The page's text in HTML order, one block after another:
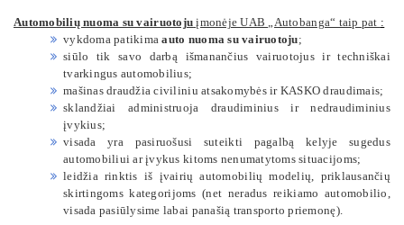
Automobilių nuoma su vairuotoju įmonėje UAB „Autobanga“ taip pat :
vykdoma patikimaauto nuoma su vairuotoju;
siūlo tik savo darbą išmanančius vairuotojus ir techniškai
tvarkingus automobilius;
mašinas draudžia civiliniu atsakomybės ir KASKO draudimais;
sklandžiai administruoja draudiminius ir nedraudiminius
įvykius;
visada yra pasiruošusi suteikti pagalbą kelyje sugedus
automobiliui ar įvykus kitoms nenumatytoms situacijoms;
leidžia rinktis iš įvairių automobilių modelių, priklausančių
skirtingoms kategorijoms (net neradus reikiamo automobilio,
visada pasiūlysime labai panašią transporto priemonę).